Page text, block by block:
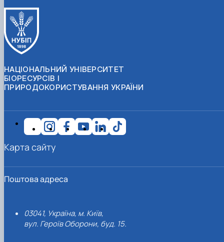
НАЦІОНАЛЬНИЙ УНІВЕРСИТЕТ
БІОРЕСУРСІВ І
ПРИРОДОКОРИСТУВАННЯ УКРАЇНИ
Поштова адреса
03041, Україна, м. Київ,
вул. Героїв Оборони, буд. 15.
Карта сайту